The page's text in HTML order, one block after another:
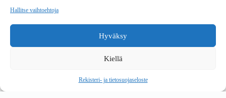
Hallitse vaihtoehtoja
Hyväksy
Kiellä
Rekisteri- ja tietosuojaseloste
Copyright © 2026 Kalustepaikka